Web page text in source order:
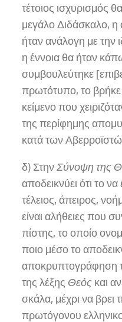
τέτοιος ισχυρισμός
μεγάλο Διδάσκαλο, η
ήταν ανάλογη με την
η έννοια θα ήταν
συμβουλεύτηκε
πρωτότυπο, το βρήκε
κείμενο που
της περίφημης
κατά των
δ) ΣτηνΣύνοψη της
αποδεικνύει ότι το
τέλειος, άπειρος,
είναι αλήθειες που
πίστης, το οποίο
ποιο μέσο το
αποκρυπτογράφηση
της λέξης Θεός και
σκάλα, μέχρι να βρει
πρωτόγονου